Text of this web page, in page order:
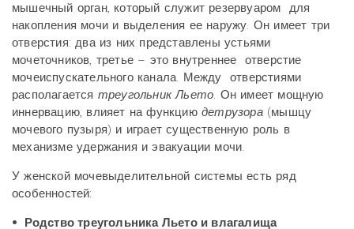
мышечный орган, который служит резервуаром для
накопления мочи и выделения ее наружу. Он имеет три
отверстия: два из них представлены устьями
мочеточников, третье – это внутреннее отверстие
мочеиспускательного канала. Между отверстиями
располагается треугольник Льето. Он имеет мощную
иннервацию, влияет на функцию детрузора(мышцу
мочевого пузыря) и играет существенную роль в
механизме удержания и эвакуации мочи.
У женской мочевыделительной системы есть ряд
особенностей:
• Родство треугольника Льето и влагалища